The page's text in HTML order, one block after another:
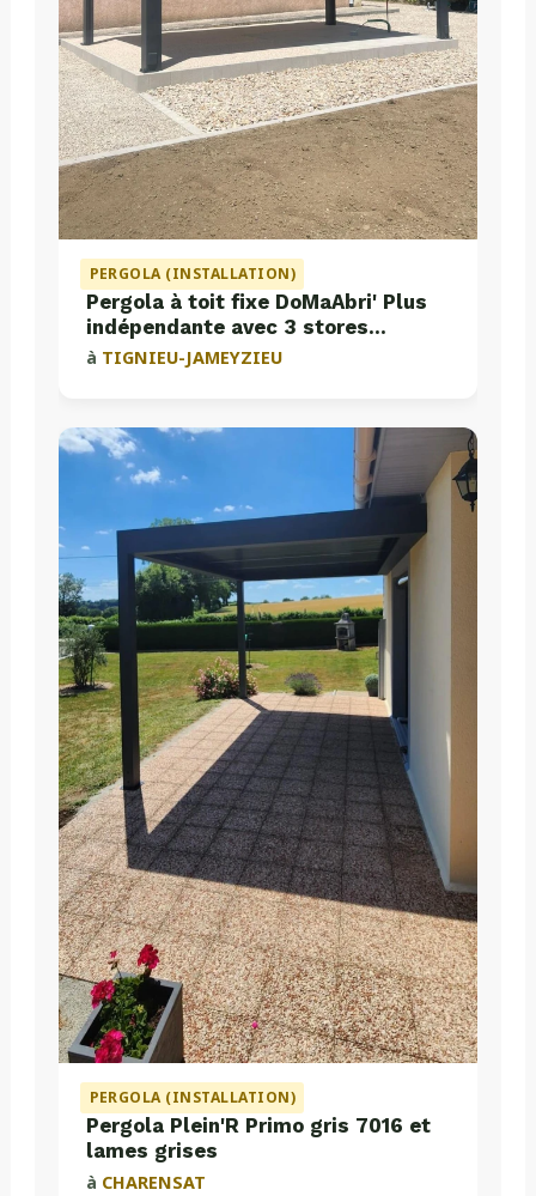
PERGOLA (INSTALLATION)
Pergola à toit fixe DoMaAbri' Plus
indépendante avec 3 stores
intégrés
à TIGNIEU-JAMEYZIEU
PERGOLA (INSTALLATION)
Pergola Plein'R Primo gris 7016 et
lames grises
à CHARENSAT